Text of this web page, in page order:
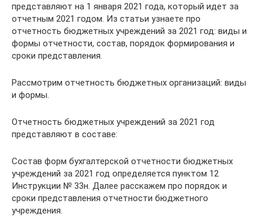
представляют на 1 января 2021 года, который идет за
отчетным 2021 годом. Из статьи узнаете про
отчетность бюджетных учреждений за 2021 год: виды и
формы отчетности, состав, порядок формирования и
сроки представления.
Рассмотрим отчетность бюджетных организаций: виды
и формы.
Отчетность бюджетных учреждений за 2021 год
представляют в составе:
Состав форм бухгалтерской отчетности бюджетных
учреждений за 2021 год определяется пунктом 12
Инструкции № 33н. Далее расскажем про порядок и
сроки представления отчетности бюджетного
учреждения.